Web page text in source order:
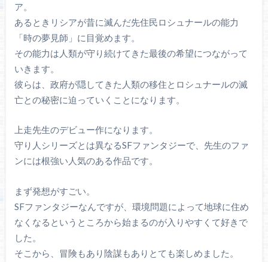
ア。
あるときリシアが昔に滅んだ先住民ロシュナールの能力
「時の夢見師」に目覚めます。
その能力は人類が守り続けてきた最後の希望につながって
いきます。
彼らは、政府が隠してきた人類の移住とロシュナールの滅
亡との秘密に迫っていくことになります。
上走先生のデビュー作になります。
守り人シリーズとは異なるSFファンタジーで、先生のファ
ンには根強い人気のある作品です。
まず発想がすごい。
SFファンタジーなんですが、環境問題によって地球に住め
なくなるというところから始まるのが入りやすくて好きで
した。
そこから、冒険もあり陰謀もありとても楽しめました。